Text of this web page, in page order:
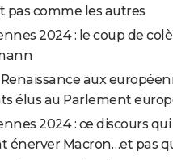
pas comme les autres
2024 : le coup de
aux
élus au Parlement
2024 : ce discours
énerver Macron…et pas